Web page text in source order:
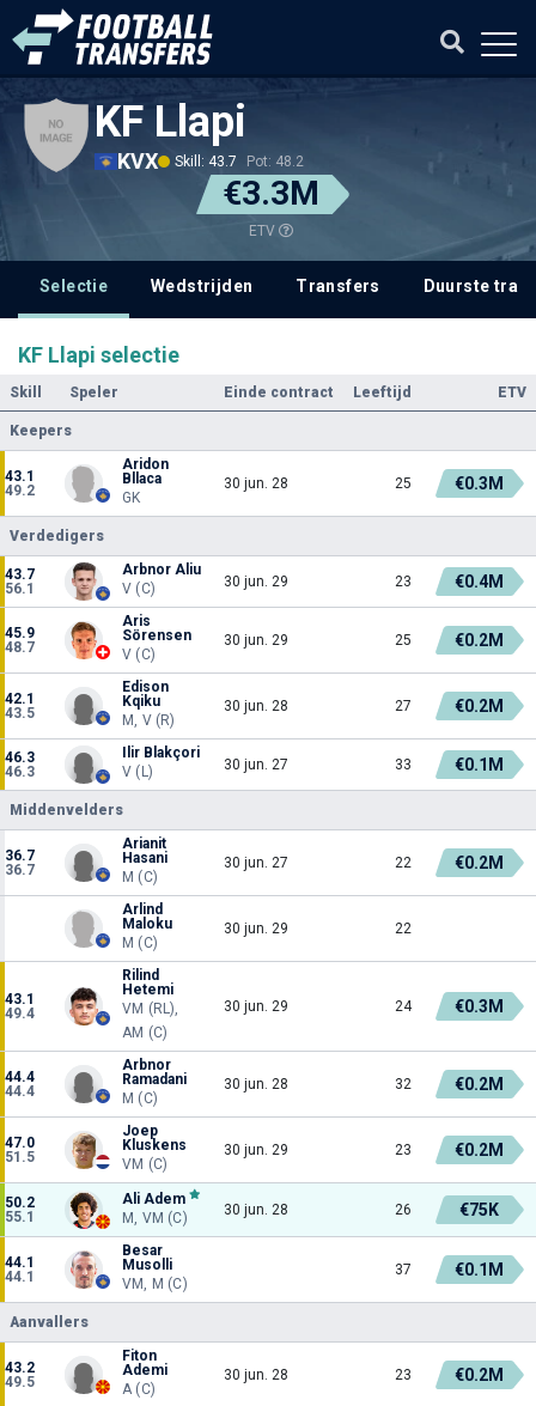
KF Llapi
KVX Skill: 43.7 Pot: 48.2
€3.3M
ETV
Selectie Wedstrijden Transfers Duurste
KF Llapi selectie
Skill Speler Einde contract Leeftijd ETV
Keepers
43.1
49.2
Aridon
Bllaca
GK
30 jun. 28 25 €0.3M
Verdedigers
43.7
56.1
Arbnor Aliu
V (C)
30 jun. 29 23 €0.4M
45.9
48.7
Aris
Sörensen
V (C)
30 jun. 29 25 €0.2M
42.1
43.5
Edison
Kqiku
M, V (R)
30 jun. 28 27 €0.2M
46.3
46.3
Ilir Blakçori
V (L)
30 jun. 27 33 €0.1M
Middenvelders
36.7
36.7
Arianit
Hasani
M (C)
30 jun. 27 22 €0.2M
Arlind
Maloku
M (C)
30 jun. 29 22
43.1
49.4
Rilind
Hetemi
VM (RL),
AM (C)
30 jun. 29 24 €0.3M
44.4
44.4
Arbnor
Ramadani
M (C)
30 jun. 28 32 €0.2M
47.0
51.5
Joep
Kluskens
VM (C)
30 jun. 29 23 €0.2M
50.2
55.1
Ali Adem
M, VM (C)
30 jun. 28 26 €75K
44.1
44.1
Besar
Musolli
VM, M (C)
37 €0.1M
Aanvallers
43.2
49.5
Fiton
Ademi
A (C)
30 jun. 28 23 €0.2M